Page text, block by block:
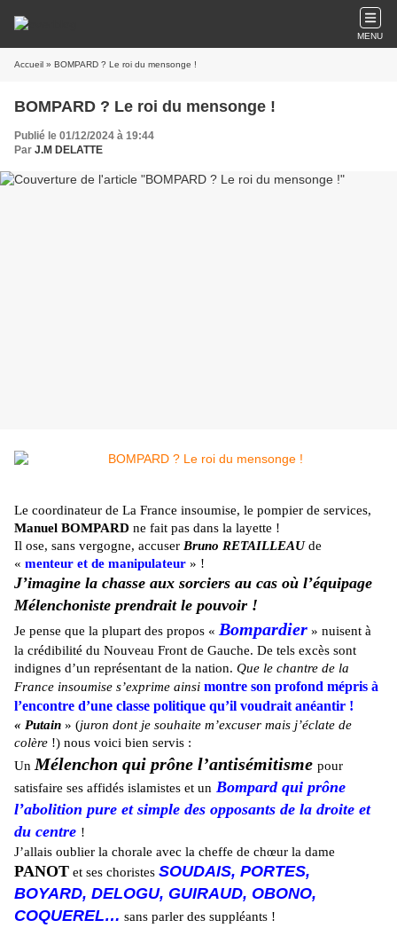
MENU
Accueil » BOMPARD ? Le roi du mensonge !
BOMPARD ? Le roi du mensonge !
Publié le 01/12/2024 à 19:44
Par J.M DELATTE
Le coordinateur de La France insoumise, le pompier de services,
Manuel BOMPARD ne fait pas dans la layette !
Il ose, sans vergogne, accuser Bruno RETAILLEAUde
« menteur et de manipulateur » !
J’imagine la chasse aux sorciers au cas où l’équipage
Mélenchoniste prendrait le pouvoir !
Je pense que la plupart des propos « Bompardier » nuisent à
la crédibilité du Nouveau Front de Gauche. De tels excès sont
indignes d’un représentant de la nation. Que le chantre de la
France insoumise s’exprime ainsi montre son profond mépris à
l’encontre d’une classe politique qu’il voudrait anéantir !
« Putain » (juron dont je souhaite m’excuser mais j’éclate de
colère !) nous voici bien servis :
Un Mélenchon qui prône l’antisémitisme pour
satisfaire ses affidés islamistes et un Bompard qui prône
l’abolition pure et simple des opposants de la droite et
du centre !
J’allais oublier la chorale avec la cheffe de chœur la dame
PANOT et ses choristes SOUDAIS, PORTES,
BOYARD, DELOGU, GUIRAUD, OBONO,
COQUEREL… sans parler des suppléants !